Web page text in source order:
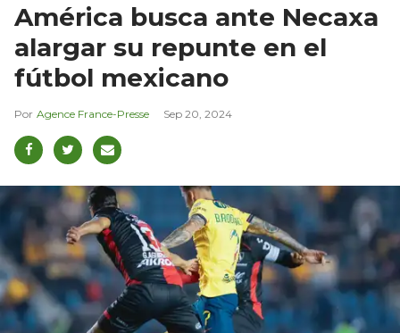
América busca ante Necaxa
alargar su repunte en el
fútbol mexicano
Agence France-Presse Sep 20, 2024